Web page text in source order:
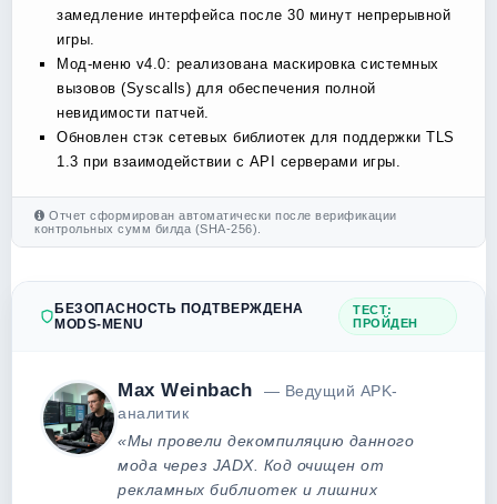
замедление интерфейса после 30 минут непрерывной
игры.
Мод-меню v4.0: реализована маскировка системных
вызовов (Syscalls) для обеспечения полной
невидимости патчей.
Обновлен стэк сетевых библиотек для поддержки TLS
1.3 при взаимодействии с API серверами игры.
Отчет сформирован автоматически после верификации
контрольных сумм билда (SHA-256).
БЕЗОПАСНОСТЬ ПОДТВЕРЖДЕНА
MODS-MENU
ТЕСТ:
ПРОЙДЕН
Max Weinbach
— Ведущий APK-
аналитик
«Мы провели декомпиляцию данного
мода через JADX. Код очищен от
рекламных библиотек и лишних